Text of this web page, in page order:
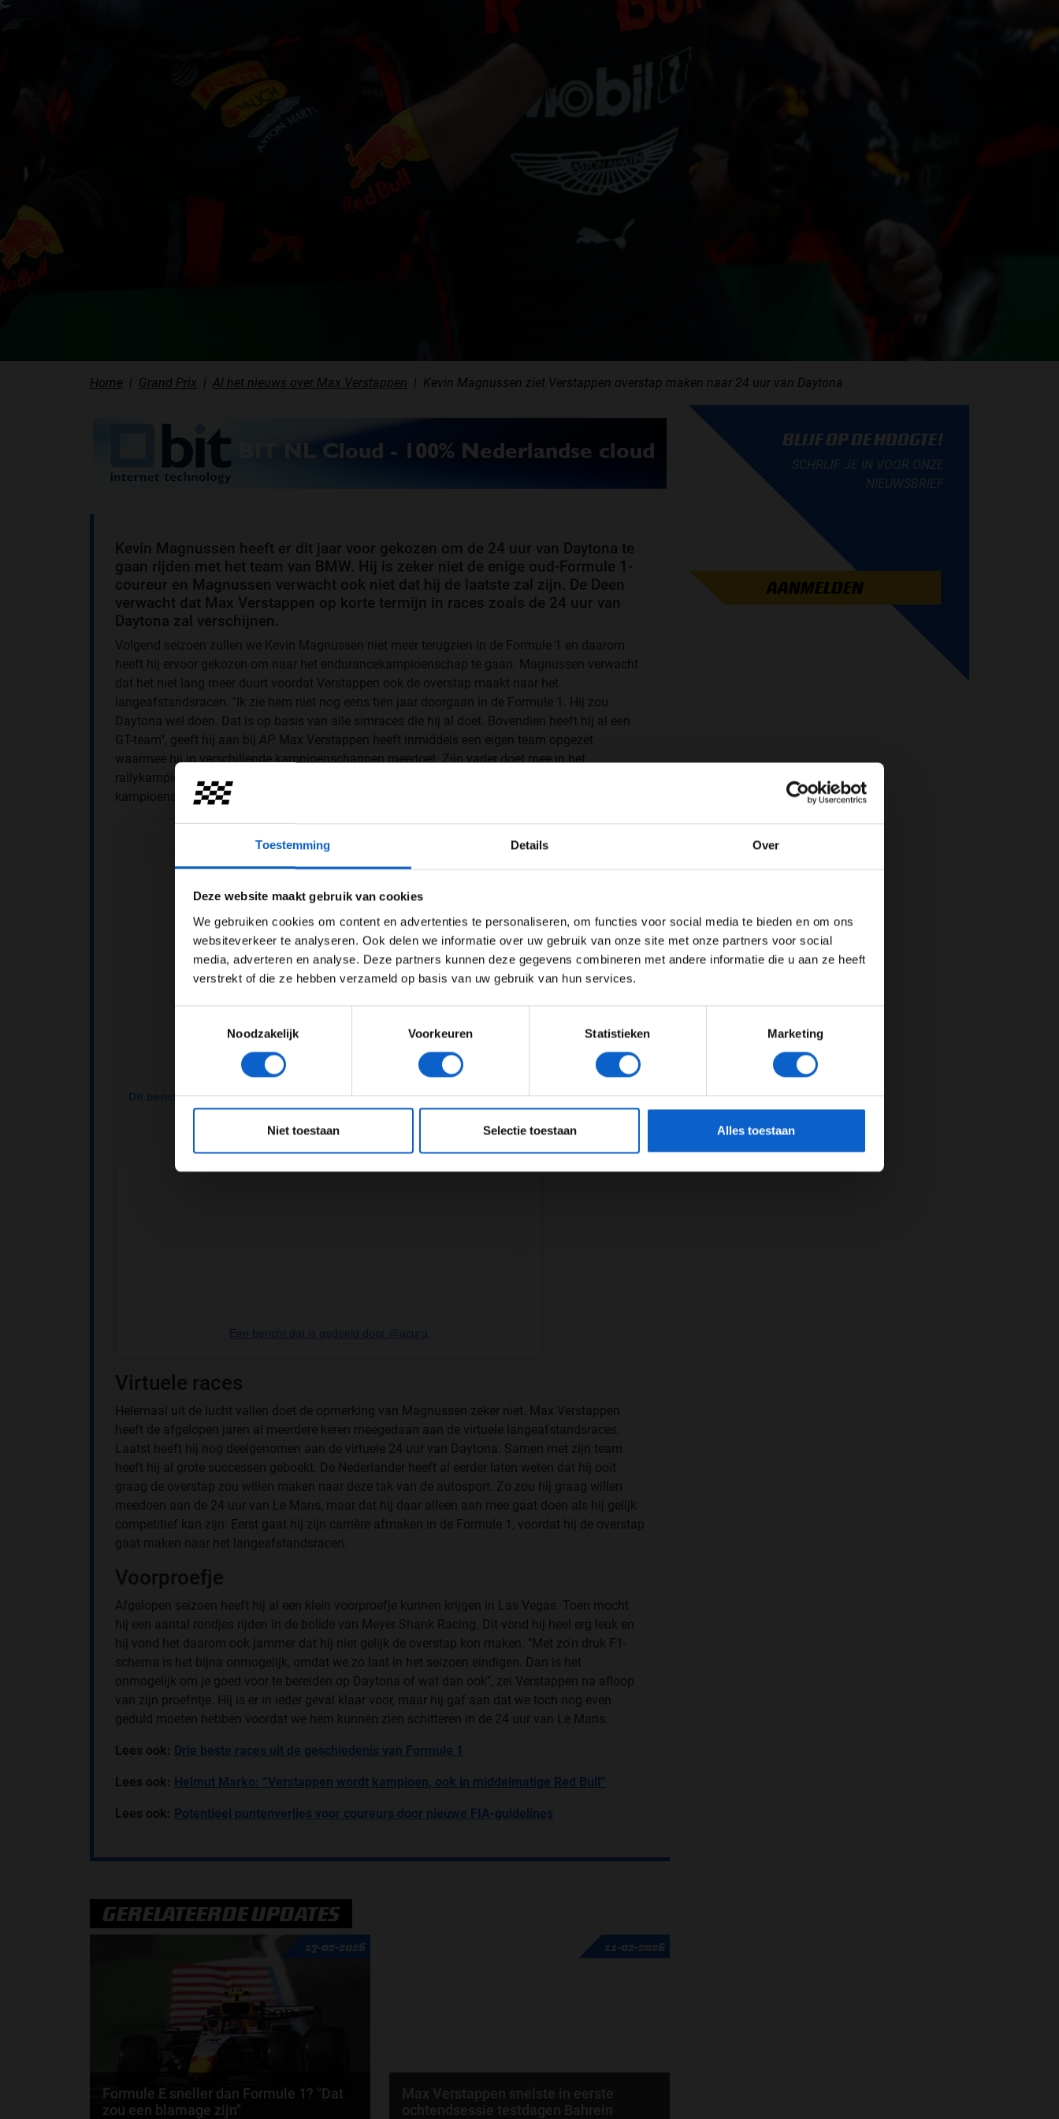
Toestemming Details Over
Deze website maakt gebruik van cookies
We gebruiken cookies om content en advertenties te personaliseren, om functies voor social media te bieden en om ons
websiteverkeer te analyseren. Ook delen we informatie over uw gebruik van onze site met onze partners voor social
media, adverteren en analyse. Deze partners kunnen deze gegevens combineren met andere informatie die u aan ze heeft
verstrekt of die ze hebben verzameld op basis van uw gebruik van hun services.
Noodzakelijk
Voorkeuren Statistieken Marketing
Niet toestaan Selectie toestaan Alles toestaan
Home Grand Prix Al het nieuws over Max Verstappen Kevin Magnussen ziet Verstappen overstap maken naar 24 uur van Daytona
Kevin Magnussen heeft er dit jaar voor gekozen om de 24 uur van Daytona te
gaan rijden met het team van BMW. Hij is zeker niet de enige oud-Formule 1-
coureur en Magnussen verwacht ook niet dat hij de laatste zal zijn. De Deen
verwacht dat Max Verstappen op korte termijn in races zoals de 24 uur van
Daytona zal verschijnen.
Volgend seizoen zullen we Kevin Magnussen niet meer terugzien in de Formule 1 en daarom
heeft hij ervoor gekozen om naar het endurancekampioenschap te gaan. Magnussen verwacht
dat het niet lang meer duurt voordat Verstappen ook de overstap maakt naar het
langeafstandsracen. ''Ik zie hem niet nog eens tien jaar doorgaan in de Formule 1. Hij zou
Daytona wel doen. Dat is op basis van alle simraces die hij al doet. Bovendien heeft hij al een
GT-team'', geeft hij aan bij AP. Max Verstappen heeft inmiddels een eigen team opgezet
waarmee hij in verschillende kampioenschappen meedoet. Zijn vader doet mee in het
rallykampioenschap en zijn goede vriend Thierry Vermeulen doet mee in het DTM-
kampioenschap.
Dit bericht op Instagram bekijken
Een bericht dat is gedeeld door @acura
Virtuele races
Helemaal uit de lucht vallen doet de opmerking van Magnussen zeker niet. Max Verstappen
heeft de afgelopen jaren al meerdere keren meegedaan aan de virtuele langeafstandsraces.
Laatst heeft hij nog deelgenomen aan de virtuele 24 uur van Daytona. Samen met zijn team
heeft hij al grote successen geboekt. De Nederlander heeft al eerder laten weten dat hij ooit
graag de overstap zou willen maken naar deze tak van de autosport. Zo zou hij graag willen
meedoen aan de 24 uur van Le Mans, maar dat hij daar alleen aan mee gaat doen als hij gelijk
competitief kan zijn. Eerst gaat hij zijn carrière afmaken in de Formule 1, voordat hij de overstap
gaat maken naar het langeafstandsracen.
Voorproefje
Afgelopen seizoen heeft hij al een klein voorproefje kunnen krijgen in Las Vegas. Toen mocht
hij een aantal rondjes rijden in de bolide van Meyer Shank Racing. Dit vond hij heel erg leuk en
hij vond het daarom ook jammer dat hij niet gelijk de overstap kon maken. ''Met zo'n druk F1-
schema is het bijna onmogelijk, omdat we zo laat in het seizoen eindigen. Dan is het
onmogelijk om je goed voor te bereiden op Daytona of wat dan ook'', zei Verstappen na afloop
van zijn proefritje. Hij is er in ieder geval klaar voor, maar hij gaf aan dat we toch nog even
geduld moeten hebben voordat we hem kunnen zien schitteren in de 24 uur van Le Mans.
Lees ook: Drie beste races uit de geschiedenis van Formule 1
Lees ook: Helmut Marko: “Verstappen wordt kampioen, ook in middelmatige Red Bull”
Lees ook: Potentieel puntenverlies voor coureurs door nieuwe FIA-guidelines
GERELATEERDE UPDATES
17-02-2026
Formule E sneller dan Formule 1? "Dat
zou een blamage zijn"
11-02-2026
Max Verstappen snelste in eerste
ochtendsessie testdagen Bahrein
BLIJF OP DE HOOGTE!
SCHRIJF JE IN VOOR ONZE
NIEUWSBRIEF
AANMELDEN
Advertentie instellingen
Toon alle alcoholische drankenadvertenties (18+)
Toon alle kansspelenadvertenties (24+)
JONGER DAN 24 24 JAAR OF OUDER
*Raadpleeg onsprivacybeleidvoor meer informatie over gegevensgebruik en -bescherming.